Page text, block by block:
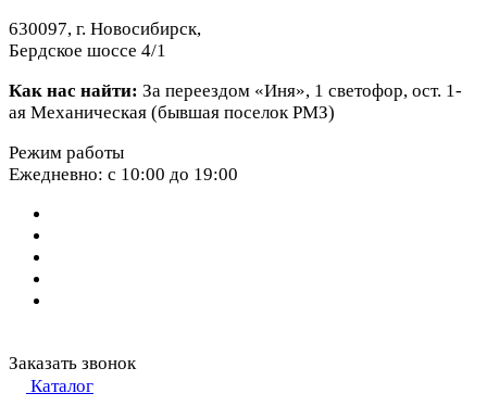
630097, г. Новосибирск,
Бердское шоссе 4/1
Как нас найти: За переездом «Иня», 1 светофор, ост. 1-
ая Механическая (бывшая поселок РМЗ)
Режим работы
Ежедневно: с 10:00 до 19:00
Заказать звонок
Каталог